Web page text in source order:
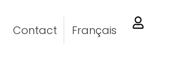
Contact Français